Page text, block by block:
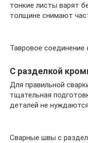
тонкие листы варят
толщине снимают
Тавровое соединение
С разделкой
Для правильной
тщательная
деталей не
Сварные швы с